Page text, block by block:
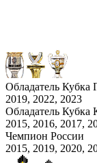
Обладатель Кубка
2019, 2022, 2023
Обладатель
2015, 2016, 2017,
Чемпион России
2015, 2019, 2020,